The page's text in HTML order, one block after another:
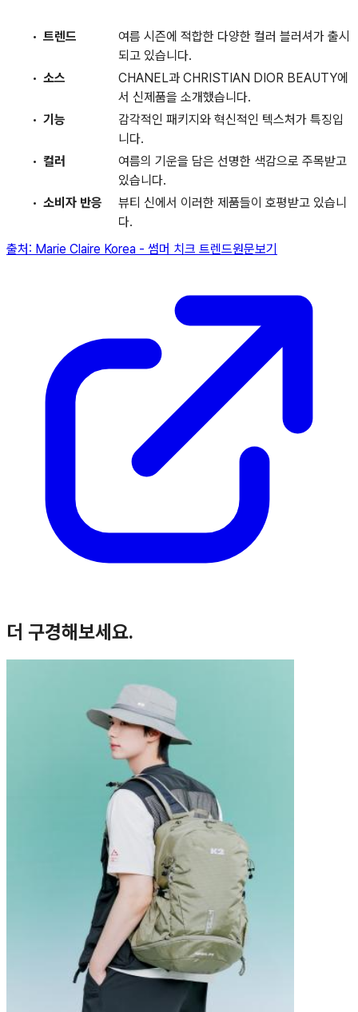
트렌드
여름 시즌에 적합한 다양한 컬러 블러셔가 출시
되고 있습니다.
소스
CHANEL과 CHRISTIAN DIOR BEAUTY에
서 신제품을 소개했습니다.
기능
감각적인 패키지와 혁신적인 텍스처가 특징입
니다.
컬러
여름의 기운을 담은 선명한 색감으로 주목받고
있습니다.
소비자 반응
뷰티 신에서 이러한 제품들이 호평받고 있습니
다.
출처: Marie Claire Korea - 썸머 치크 트렌드원문보기
더 구경해보세요.